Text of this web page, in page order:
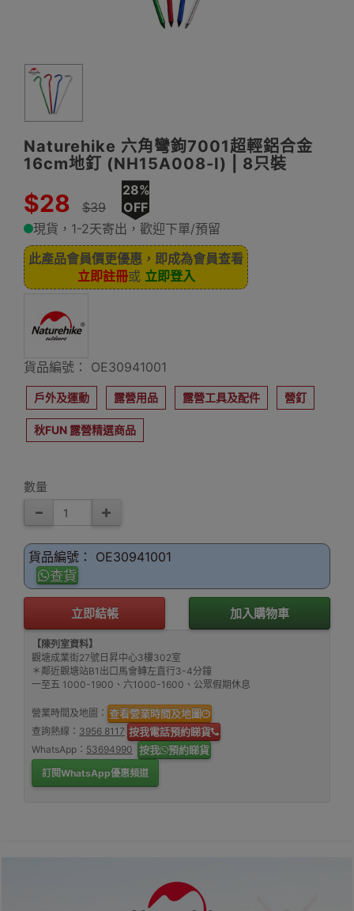
Naturehike 六角彎鉤7001超輕鋁合金
16cm地釘 (NH15A008-I) | 8只裝
$28 $39
28%
OFF
現貨，1-2天寄出，歡迎下單/預留
此產品會員價更優惠，即成為會員查看
立即註冊或 立即登入
貨品編號： OE30941001
戶外及運動 露營用品 露營工具及配件 營釘
秋FUN 露營精選商品
數量
貨品編號： OE30941001
查貨
立即結帳 加入購物車
【陳列室資料】
觀塘成業街27號日昇中心3樓302室
＊鄰近觀塘站B1出口馬會轉左直行3-4分鐘
一至五 1000-1900、六1000-1600、公眾假期休息
營業時間及地圖： 查看營業時間及地圖
查詢熱線： 3956 8117 按我電話預約睇貨
WhatsApp： 53694990 按我 預約睇貨
訂閱WhatsApp優惠頻道